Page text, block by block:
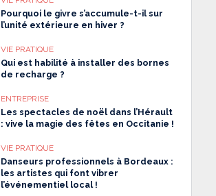
Pourquoi le givre s’accumule-t-il sur
l’unité extérieure en hiver ?
VIE PRATIQUE
Qui est habilité à installer des bornes
de recharge ?
ENTREPRISE
Les spectacles de noël dans l’Hérault
: vive la magie des fêtes en Occitanie !
VIE PRATIQUE
Danseurs professionnels à Bordeaux :
les artistes qui font vibrer
l’événementiel local !